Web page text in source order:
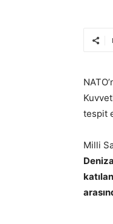
tespit
Milli